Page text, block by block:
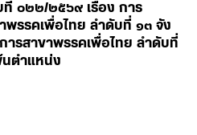
ที่ ๐๒๒/๒๕๖๙ เรื่อง การ
พรรคเพื่อไทย ลำดับที่ ๑๓ จัง
รสาขาพรรคเพื่อไทย ลำดับที่
ตำแหน่ง